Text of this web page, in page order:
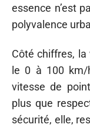
essence n’est
polyvalence
Côté chiffres,
le 0 à 100 km/
vitesse de
plus que
sécurité, elle,